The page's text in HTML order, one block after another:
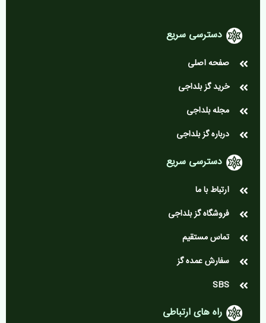
دسترسی سریع
صفحه اصلی
خرید گز بلداجی
مجله بلداجی
درباره گز بلداجی
دسترسی سریع
ارتباط با ما
فروشگاه گز بلداجی
تماس مستقیم
سفارش عمده گز
SBS
راه های ارتباطی